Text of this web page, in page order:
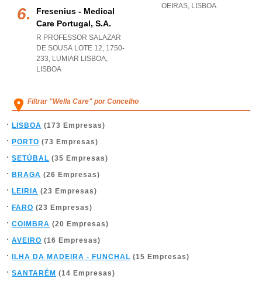
Fresenius - Medical
Care Portugal, S.a.
R PROFESSOR SALAZAR
DE SOUSA LOTE 12, 1750-
233, LUMIAR LISBOA,
LISBOA
OEIRAS, LISBOA
Filtrar "Wella Care" por Concelho
LISBOA (173 Empresas)
PORTO (73 Empresas)
SETÚBAL (35 Empresas)
BRAGA (26 Empresas)
LEIRIA (23 Empresas)
FARO (23 Empresas)
COIMBRA (20 Empresas)
AVEIRO (16 Empresas)
ILHA DA MADEIRA - FUNCHAL (15 Empresas)
SANTARÉM (14 Empresas)